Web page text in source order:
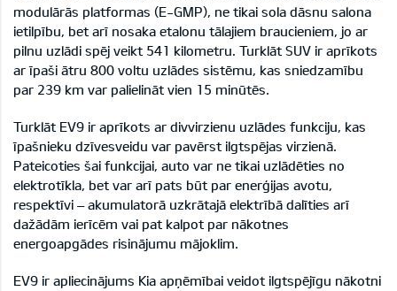
modulārās platformas (E-GMP), ne tikai sola dāsnu salona
ietilpību, bet arī nosaka etalonu tālajiem braucieniem, jo ar
pilnu uzlādi spēj veikt 541 kilometru. Turklāt SUV ir aprīkots
ar īpaši ātru 800 voltu uzlādes sistēmu, kas sniedzamību
par 239 km var palielināt vien 15 minūtēs.
Turklāt EV9 ir aprīkots ar divvirzienu uzlādes funkciju, kas
īpašnieku dzīvesveidu var pavērst ilgtspējas virzienā.
Pateicoties šai funkcijai, auto var ne tikai uzlādēties no
elektrotīkla, bet var arī pats būt par enerģijas avotu,
respektīvi – akumulatorā uzkrātajā elektrībā dalīties arī
dažādām ierīcēm vai pat kalpot par nākotnes
energoapgādes risinājumu mājoklim.
EV9 ir apliecinājums Kia apņēmībai veidot ilgtspējīgu nākotni